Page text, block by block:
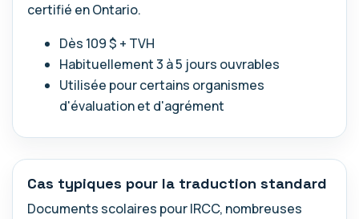
certifié en Ontario.
Dès 109 $ + TVH
Habituellement 3 à 5 jours ouvrables
Utilisée pour certains organismes
d'évaluation et d'agrément
Cas typiques pour la traduction standard
Documents scolaires pour IRCC, nombreuses